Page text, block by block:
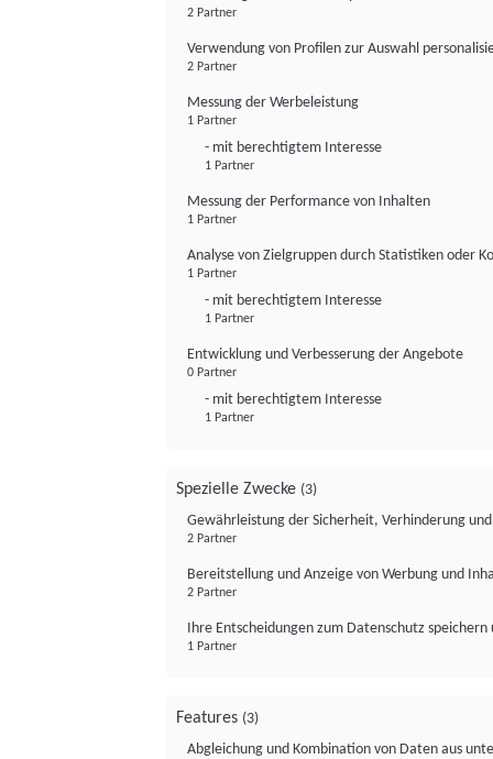
2 Partner
Verwendung von Profilen zur Auswahl
2 Partner
Messung der Werbeleistung
1 Partner
- mit berechtigtem Interesse
1 Partner
Messung der Performance von Inhalten
1 Partner
Analyse von Zielgruppen durch Statistiken oder
1 Partner
- mit berechtigtem Interesse
1 Partner
Entwicklung und Verbesserung der Angebote
0 Partner
- mit berechtigtem Interesse
1 Partner
Spezielle Zwecke (3)
Gewährleistung der Sicherheit, Verhinderung
2 Partner
Bereitstellung und Anzeige von Werbung und
2 Partner
Ihre Entscheidungen zum Datenschutz
1 Partner
Features (3)
Abgleichung und Kombination von Daten aus